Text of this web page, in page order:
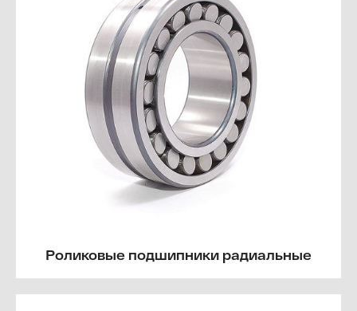
Роликовые подшипники радиальные